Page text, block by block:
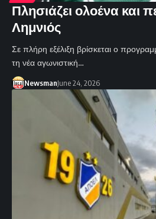
Πλησιάζει ολοένα και
Λημνιός
Σε πλήρη εξέλιξη βρίσκεται ο
τη νέα αγωνιστική…
NewsmanJune 24, 2026